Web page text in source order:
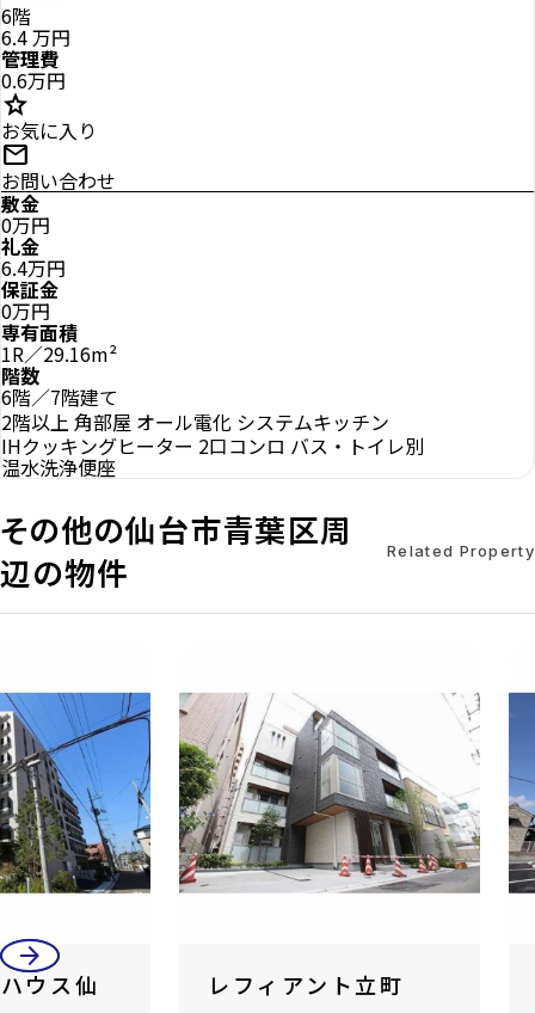
6階
6.4万円
管理費
0.6万円
star
お気に入り
mail
お問い合わせ
敷金
0万円
礼金
6.4万円
保証金
0万円
専有面積
1R／29.16m²
階数
6階／7階建て
2階以上 角部屋 オール電化 システムキッチン
IHクッキングヒーター 2口コンロ バス・トイレ別
温水洗浄便座
その他の仙台市青葉区周
辺の物件
Related Property
arrow_back
arrow_forward
ウス仙 レフィアント立町